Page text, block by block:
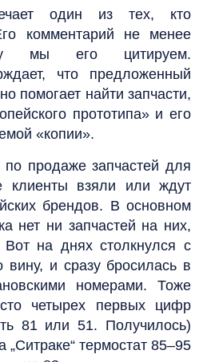
один из тех, кто
комментарий не менее
мы его цитируем.
что предложенный
помогает найти запчасти,
прототипа» и его
«копии».
продаже запчастей для
клиенты взяли или ждут
брендов. В основном
нет ни запчастей на них,
на днях столкнулся с
вину, и сразу бросилась в
номерами. Тоже
четырех первых цифр
81 или 51. Получилось)
„Ситраке“ термостат 85–95